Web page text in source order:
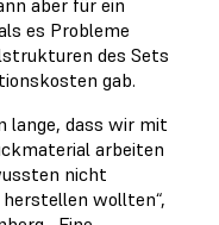
aber für ein
es Probleme
des Sets
gab.
lange, dass wir mit
arbeiten
nicht
wollten“,